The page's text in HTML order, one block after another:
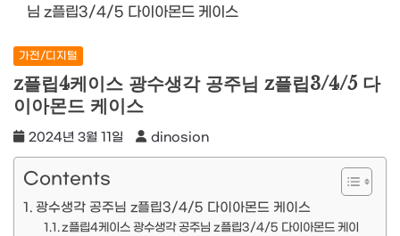
님 z플립3/4/5 다이아몬드 케이스
가전/디지털
z플립4케이스 광수생각 공주님 z플립3/4/5 다
이아몬드 케이스
2024년 3월 11일 dinosion
Contents
광수생각 공주님 z플립3/4/5 다이아몬드 케이스
z플립4케이스 광수생각 공주님 z플립3/4/5 다이아몬드 케이